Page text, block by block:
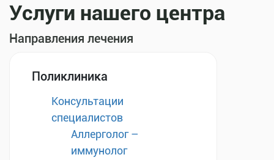
Услуги нашего центра
Направления лечения
Поликлиника
Консультации
специалистов
Аллерголог –
иммунолог